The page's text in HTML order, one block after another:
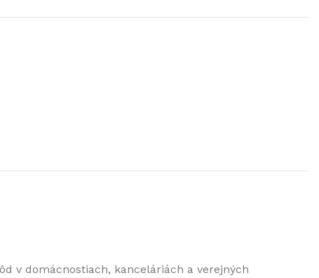
v domácnostiach, kanceláriách a verejných